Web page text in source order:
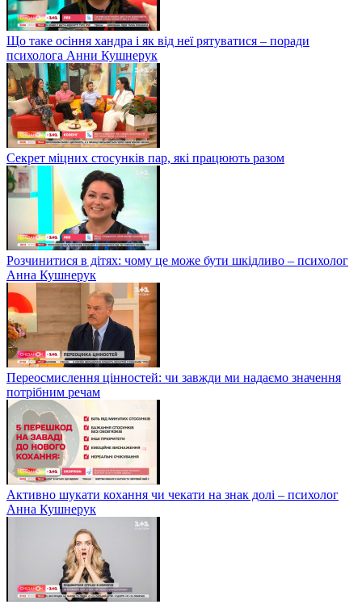
Що таке осіння хандра і як від неї рятуватися – поради
психолога Анни Кушнерук
Секрет міцних стосунків пар, які працюють разом
Розчинитися в дітях: чому це може бути шкідливо – психолог
Анна Кушнерук
Переосмислення цінностей: чи завжди ми надаємо значення
потрібним речам
Активно шукати кохання чи чекати на знак долі – психолог
Анна Кушнерук